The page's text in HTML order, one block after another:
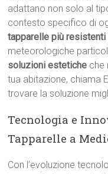
adattano non solo al
contesto specifico di
tapparelle più resistenti
meteorologiche
soluzioni estetiche che
tua abitazione, chiama
trovare la soluzione
Tecnologia e
Tapparelle a
Con l’evoluzione